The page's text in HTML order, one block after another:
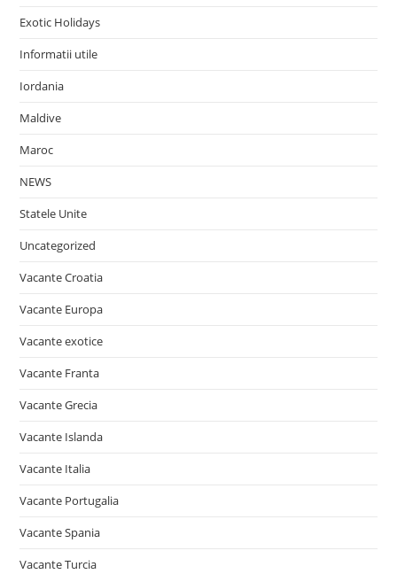
Exotic Holidays
Informatii utile
Iordania
Maldive
Maroc
NEWS
Statele Unite
Uncategorized
Vacante Croatia
Vacante Europa
Vacante exotice
Vacante Franta
Vacante Grecia
Vacante Islanda
Vacante Italia
Vacante Portugalia
Vacante Spania
Vacante Turcia